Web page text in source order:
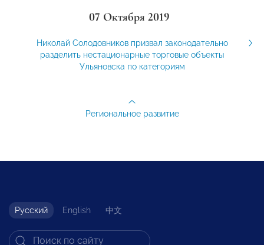
07 Октября 2019
Николай Солодовников призвал законодательно
разделить нестационарные торговые объекты
Ульяновска по категориям
Региональное развитие
Русский English 中文